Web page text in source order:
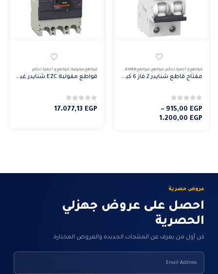
قواطع و أجهزة تحكم, قواطع, قواطع SCHNEIDER
مفتاح قاطع شنايدر 2 فاز 6 كيلو
0من 5
915,00 EGP
–
1.200,00 EGP
نطاق
قواطع مقولبة, قواطع و أجهزة تحكم
قواطع مقولبة EZC شنايدر غير قابة للظبط 50KA 3P
0من 5
17.077,13 EGP
عروض حصرية
احصل على عروض جهزلي
الحصرية
كن أول من يعرف عن المنتجات الجديدة والعروض المختارة.